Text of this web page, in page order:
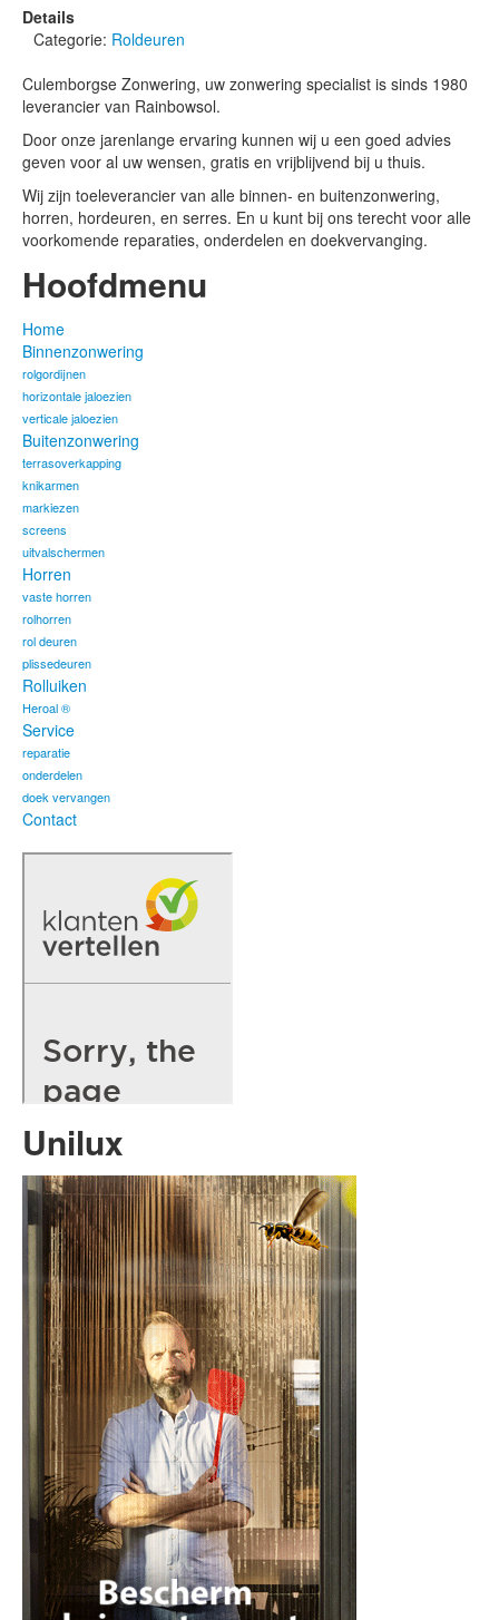
Details
Categorie: Roldeuren
Culemborgse Zonwering, uw zonwering specialist is sinds 1980
leverancier van Rainbowsol.
Door onze jarenlange ervaring kunnen wij u een goed advies
geven voor al uw wensen, gratis en vrijblijvend bij u thuis.
Wij zijn toeleverancier van alle binnen- en buitenzonwering,
horren, hordeuren, en serres. En u kunt bij ons terecht voor alle
voorkomende reparaties, onderdelen en doekvervanging.
Hoofdmenu
Home
Binnenzonwering
rolgordijnen
horizontale jaloezien
verticale jaloezien
Buitenzonwering
terrasoverkapping
knikarmen
markiezen
screens
uitvalschermen
Horren
vaste horren
rolhorren
rol deuren
plissedeuren
Rolluiken
Heroal ®
Service
reparatie
onderdelen
doek vervangen
Contact
Unilux